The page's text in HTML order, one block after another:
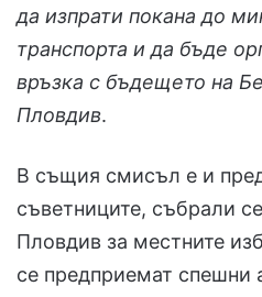
да изпрати покана до
транспорта и да бъде
връзка с бъдещето на
Пловдив.
В същия смисъл е и
съветниците, събрали
Пловдив за местните
се предприемат спешни